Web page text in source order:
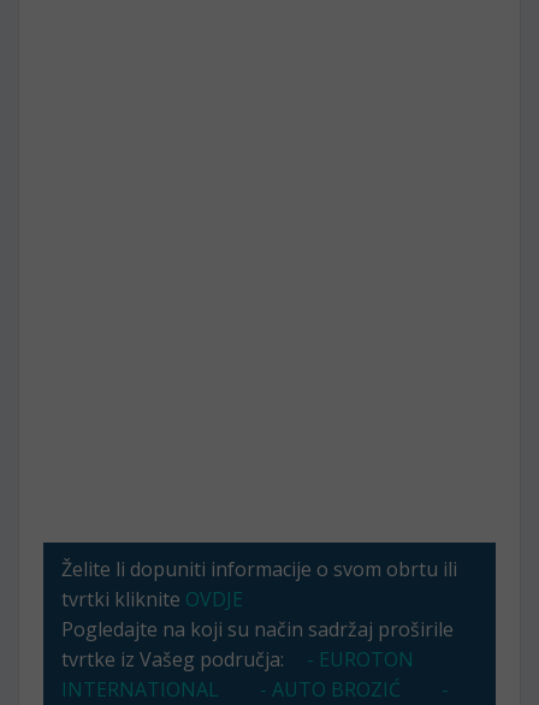
Želite li dopuniti informacije o svom obrtu ili
tvrtki kliknite OVDJE
Pogledajte na koji su način sadržaj proširile
tvrtke iz Vašeg područja:
- EUROTON
INTERNATIONAL
- AUTO BROZIĆ
-